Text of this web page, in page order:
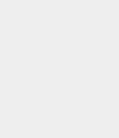
client indisponible